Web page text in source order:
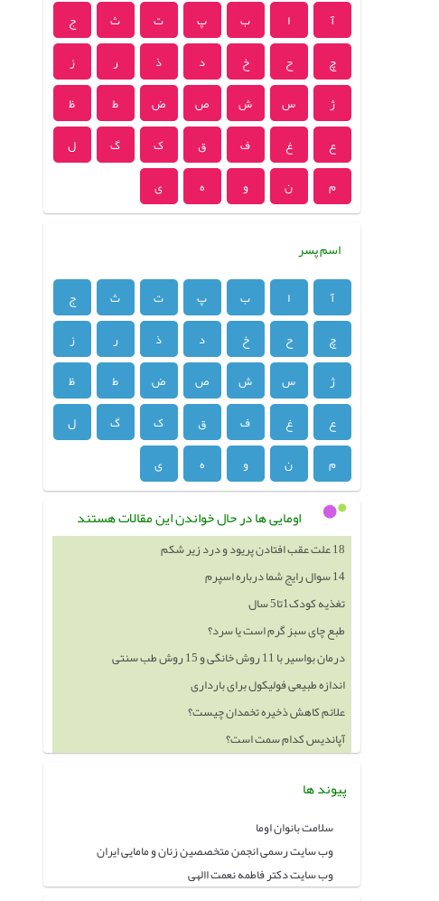
آ ا ب پ ت ث
ج
چ
ح خ د ذ ر
ز
ژ
س ش ص ض ط
ظ
ع
غ ف ق ک گ
ل
م
ن و ه ی
اسم پسر
آ ا ب پ ت ث
ج
چ
ح خ د ذ ر
ز
ژ
س ش ص ض ط
ظ
ع
غ ف ق ک گ
ل
م
ن و ه ی
اومایی ها در حال خواندن این مقالات هستند
18 علت عقب افتادن پریود و درد زیر شکم
14 سوال رایج شما درباره اسپرم
تغذیه کودک1تا5 سال
طبع چای سبز گرم است یا سرد؟
درمان بواسیر با 11 روش خانگی و 15 روش طب سنتی
اندازه طبیعی فولیکول برای بارداری
علائم کاهش ذخیره تخمدان چیست؟
آپاندیس کدام سمت است؟
پیوند ها
سلامت بانوان اوما
وب سایت رسمی انجمن متخصصین زنان و مامایی ایران
وب سایت دکتر فاطمه نعمت االهی